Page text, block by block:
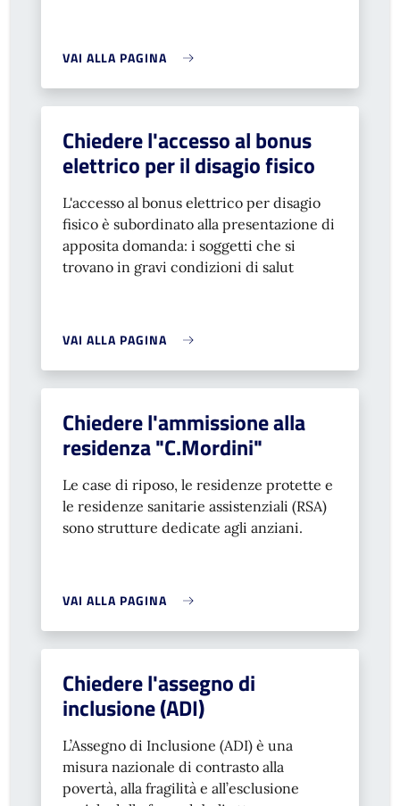
VAI ALLA PAGINA
Chiedere l'accesso al bonus
elettrico per il disagio fisico
L'accesso al bonus elettrico per disagio
fisico è subordinato alla presentazione di
apposita domanda: i soggetti che si
trovano in gravi condizioni di salut
VAI ALLA PAGINA
Chiedere l'ammissione alla
residenza "C.Mordini"
Le case di riposo, le residenze protette e
le residenze sanitarie assistenziali (RSA)
sono strutture dedicate agli anziani.
VAI ALLA PAGINA
Chiedere l'assegno di
inclusione (ADI)
L’Assegno di Inclusione (ADI) è una
misura nazionale di contrasto alla
povertà, alla fragilità e all’esclusione